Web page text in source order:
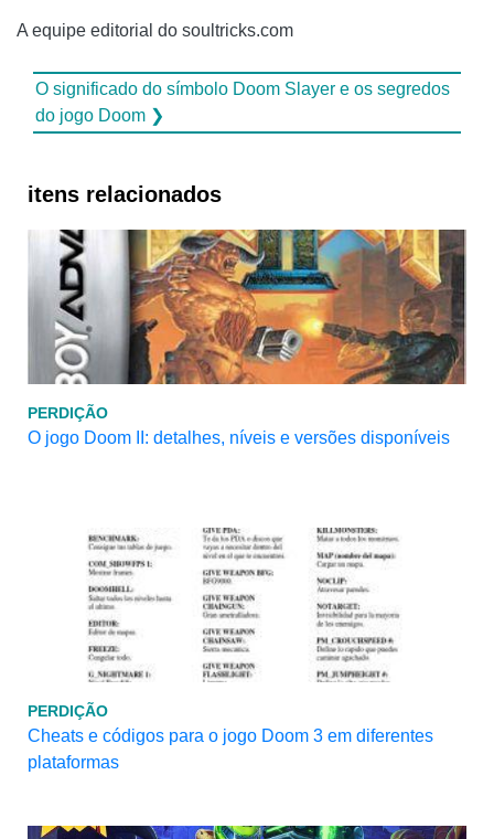
A equipe editorial do soultricks.com
O significado do símbolo Doom Slayer e os segredos
do jogo Doom ❯
itens relacionados
PERDIÇÃO
O jogo Doom II: detalhes, níveis e versões disponíveis
PERDIÇÃO
Cheats e códigos para o jogo Doom 3 em diferentes
plataformas